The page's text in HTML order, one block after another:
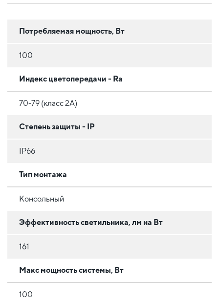
Потребляемая мощность, Вт
100
Индекс цветопередачи - Ra
70-79 (класс 2A)
Степень защиты - IP
IP66
Тип монтажа
Консольный
Эффективность светильника, лм на Вт
161
Макс мощность системы, Вт
100